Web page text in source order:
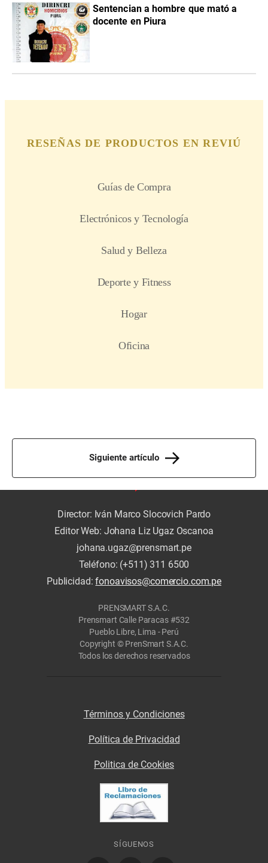
Sentencian a hombre que mató a
docente en Piura
Siguiente artículo
Director: Iván Marco Slocovich Pardo
Editor Web: Johana Liz Ugaz Oscanoa
johana.ugaz@prensmart.pe
Teléfono: (+511) 311 6500
Publicidad:fonoavisos@comercio.com.pe
PRENSMART S.A.C.
Prensmart Calle Paracas #532
Pueblo Libre, Lima - Perú
Copyright © PrenSmart S.A.C.
Todos los derechos reservados
Términos y Condiciones
Política de Privacidad
Politica de Cookies
SÍGUENOS